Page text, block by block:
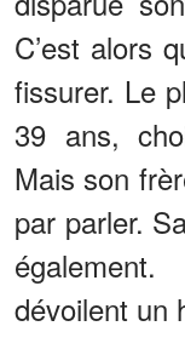
C’est alors
fissurer. Le
39 ans,
Mais son
par parler.
dévoilent un